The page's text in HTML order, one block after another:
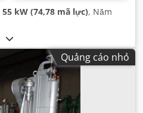
55 kW (74,78 mã lực), Năm
Quảng cáo nhỏ